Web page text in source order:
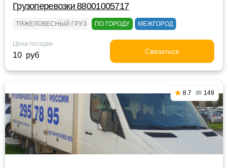
Грузоперевозки 88001005717
ТЯЖЕЛОВЕСНЫЙ ГРУЗ ПО ГОРОДУ МЕЖГОРОД
Цена посадки
10 руб Связаться
8.7 149